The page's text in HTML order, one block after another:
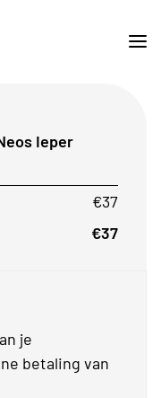
je
betaling van
Ieper
€37
€37